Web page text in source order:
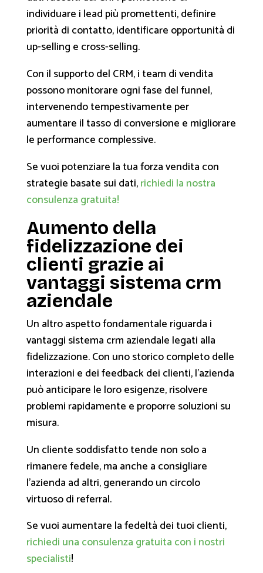
individuare i lead più promettenti, definire
priorità di contatto, identificare opportunità di
up-selling e cross-selling.
Con il supporto del CRM, i team di vendita
possono monitorare ogni fase del funnel,
intervenendo tempestivamente per
aumentare il tasso di conversione e migliorare
le performance complessive.
Se vuoi potenziare la tua forza vendita con
strategie basate sui dati,richiedi la nostra
consulenza gratuita!
Aumento della
fidelizzazione dei
clienti grazie ai
vantaggi sistema crm
aziendale
Un altro aspetto fondamentale riguarda i
vantaggi sistema crm aziendale legati alla
fidelizzazione. Con uno storico completo delle
interazioni e dei feedback dei clienti, l'azienda
può anticipare le loro esigenze, risolvere
problemi rapidamente e proporre soluzioni su
misura.
Un cliente soddisfatto tende non solo a
rimanere fedele, ma anche a consigliare
l'azienda ad altri, generando un circolo
virtuoso di referral.
Se vuoi aumentare la fedeltà dei tuoi clienti,
richiedi una consulenza gratuita con i nostri
specialisti!